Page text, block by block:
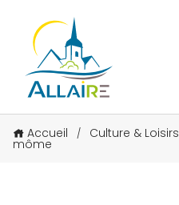
Accueil / Culture & Loisirs
môme